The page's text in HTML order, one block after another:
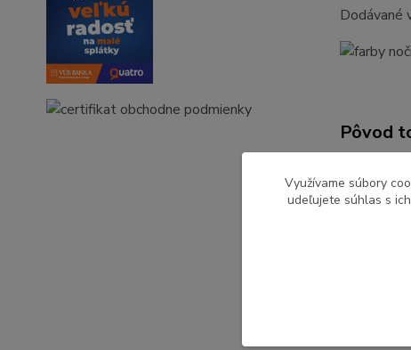
Dodávané
Pôvod
Využívame súbory
udeľujete súhlas s